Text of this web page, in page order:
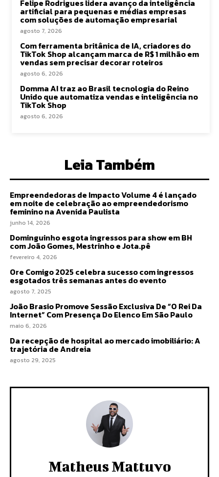
Felipe Rodrigues lidera avanço da inteligência
artificial para pequenas e médias empresas
com soluções de automação empresarial
agosto 7, 2026
Com ferramenta britânica de IA, criadores do
TikTok Shop alcançam marca de R$ 1 milhão em
vendas sem precisar decorar roteiros
agosto 6, 2026
Domma AI traz ao Brasil tecnologia do Reino
Unido que automatiza vendas e inteligência no
TikTok Shop
agosto 6, 2026
Leia Também
Empreendedoras de Impacto Volume 4 é lançado
em noite de celebração ao empreendedorismo
feminino na Avenida Paulista
junho 14, 2026
Dominguinho esgota ingressos para show em BH
com João Gomes, Mestrinho e Jota.pê
fevereiro 4, 2026
Ore Comigo 2025 celebra sucesso com ingressos
esgotados três semanas antes do evento
agosto 7, 2025
João Brasio Promove Sessão Exclusiva De “O Rei Da
Internet” Com Presença Do Elenco Em São Paulo
maio 6, 2026
Da recepção de hospital ao mercado imobiliário: A
trajetória de Andreia
agosto 29, 2025
Matheus Mattuvo